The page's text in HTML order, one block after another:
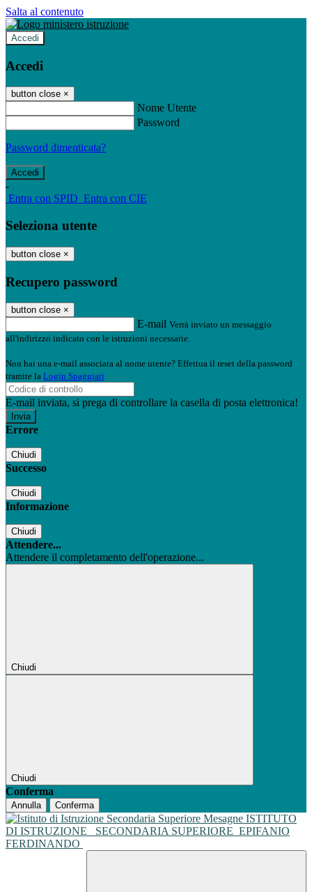
Salta al contenuto
Accedi
Accedi
button close ×
Nome Utente
Password
Password dimenticata?
-
Entra con SPID Entra con CIE
Seleziona utente
button close ×
Recupero password
button close ×
E-mail Verrà inviato un messaggio
all'indirizzo indicato con le istruzioni necessarie.
Non hai una e-mail associata al nome utente? Effettua il reset della password
tramite la Login Spaggiari
E-mail inviata, si prega di controllare la casella di posta elettronica!
Errore
Chiudi
Successo
Chiudi
Informazione
Chiudi
Attendere...
Attendere il completamento dell'operazione...
Chiudi
Chiudi
Conferma
Annulla Conferma
ISTITUTO
DI ISTRUZIONE
SECONDARIA SUPERIORE EPIFANIO
FERDINANDO